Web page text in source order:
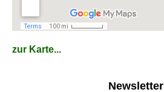
zur Karte...
Newsletter